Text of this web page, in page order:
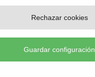
Rechazar cookies
Guardar configuración
Cantoria.
escolarización en